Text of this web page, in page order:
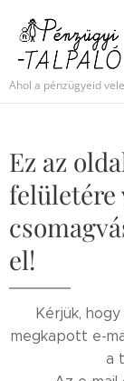
Ahol a pénzügyeid
Ez az
felületére
el!
Kérjük,
megkapott e-
a